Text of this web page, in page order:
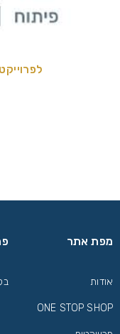
מפת אתר
אודות
ONE STOP SHOP